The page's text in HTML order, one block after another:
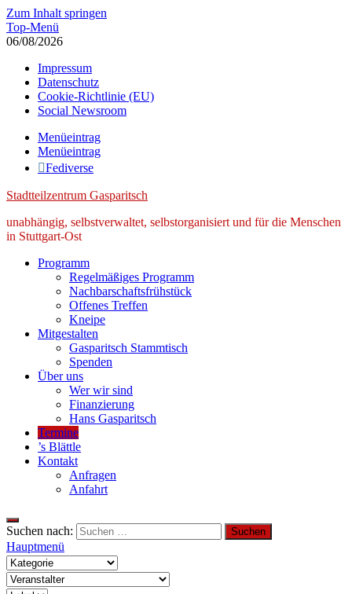
Zum Inhalt springen
Top-Menü
06/08/2026
Impressum
Datenschutz
Cookie-Richtlinie (EU)
Social Newsroom
Menüeintrag
Menüeintrag
Fediverse
Stadtteilzentrum Gasparitsch
unabhängig, selbstverwaltet, selbstorganisiert und für die Menschen
in Stuttgart-Ost
Programm
Regelmäßiges Programm
Nachbarschaftsfrühstück
Offenes Treffen
Kneipe
Mitgestalten
Gasparitsch Stammtisch
Spenden
Über uns
Wer wir sind
Finanzierung
Hans Gasparitsch
Termine
’s Blättle
Kontakt
Anfragen
Anfahrt
Suchen nach:
Hauptmenü